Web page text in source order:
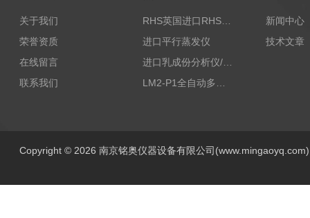
关于我们
荣誉资质
在线留言
联系我们
RHS英国进口RHS植物标准比色卡
进口平行蒸发仪
进口乳成份分析仪/乳品分析仪
新闻中心
技术文章
Copyright © 2026 南京铭奥仪器设备有限公司